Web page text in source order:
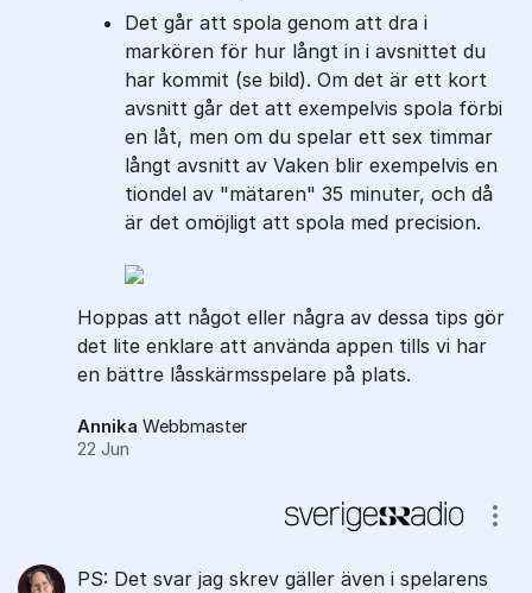
Det går att spola genom att dra i
markören för hur långt in i avsnittet du
har kommit (se bild). Om det är ett kort
avsnitt går det att exempelvis spola förbi
en låt, men om du spelar ett sex timmar
långt avsnitt av Vaken blir exempelvis en
tiondel av "mätaren" 35 minuter, och då
är det omöjligt att spola med precision.
Hoppas att något eller några av dessa tips gör
det lite enklare att använda appen tills vi har
en bättre låsskärmsspelare på plats.
Annika Webbmaster
22 Jun
PS: Det svar jag skrev gäller även i spelarens